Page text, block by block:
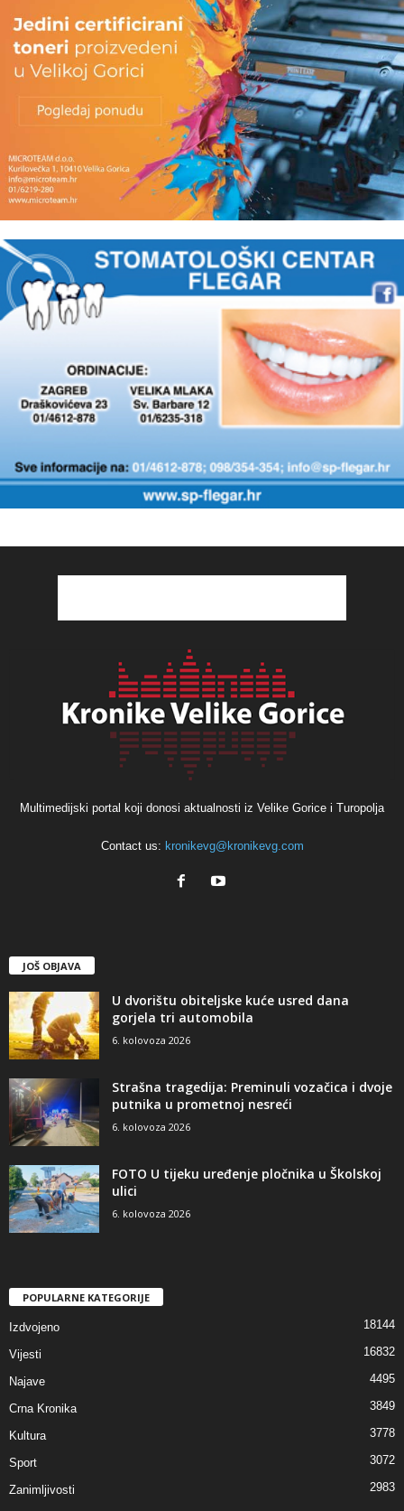
Multimedijski portal koji donosi aktualnosti iz Velike Gorice i Turopolja
Contact us: kronikevg@kronikevg.com
JOŠ OBJAVA
U dvorištu obiteljske kuće usred dana
gorjela tri automobila
6. kolovoza 2026
Strašna tragedija: Preminuli vozačica i dvoje
putnika u prometnoj nesreći
6. kolovoza 2026
FOTO U tijeku uređenje pločnika u Školskoj
ulici
6. kolovoza 2026
POPULARNE KATEGORIJE
Izdvojeno 18144
Vijesti 16832
Najave 4495
Crna Kronika 3849
Kultura 3778
Sport 3072
Zanimljivosti 2983